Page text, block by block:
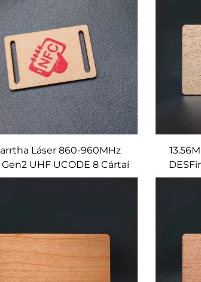
Láser 860-960MHz
Gen2 UHF UCODE 8 Cártaí
RFID Neamh-